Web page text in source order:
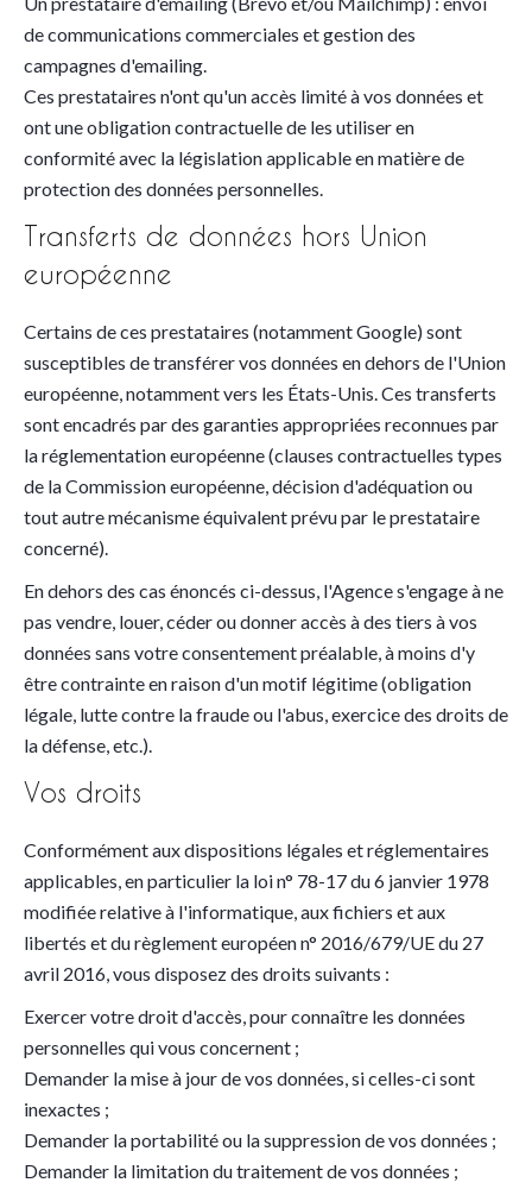
de communications commerciales et gestion des
campagnes d'emailing.
Ces prestataires n'ont qu'un accès limité à vos données et
ont une obligation contractuelle de les utiliser en
conformité avec la législation applicable en matière de
protection des données personnelles.
Transferts de données hors Union
européenne
Certains de ces prestataires (notamment Google) sont
susceptibles de transférer vos données en dehors de l'Union
européenne, notamment vers les États-Unis. Ces transferts
sont encadrés par des garanties appropriées reconnues par
la réglementation européenne (clauses contractuelles types
de la Commission européenne, décision d'adéquation ou
tout autre mécanisme équivalent prévu par le prestataire
concerné).
En dehors des cas énoncés ci-dessus, l'Agence s'engage à ne
pas vendre, louer, céder ou donner accès à des tiers à vos
données sans votre consentement préalable, à moins d'y
être contrainte en raison d'un motif légitime (obligation
légale, lutte contre la fraude ou l'abus, exercice des droits de
la défense, etc.).
Vos droits
Conformément aux dispositions légales et réglementaires
applicables, en particulier la loi n° 78-17 du 6 janvier 1978
modifiée relative à l'informatique, aux fichiers et aux
libertés et du règlement européen n° 2016/679/UE du 27
avril 2016, vous disposez des droits suivants :
Exercer votre droit d'accès, pour connaître les données
personnelles qui vous concernent ;
Demander la mise à jour de vos données, si celles-ci sont
inexactes ;
Demander la portabilité ou la suppression de vos données ;
Demander la limitation du traitement de vos données ;